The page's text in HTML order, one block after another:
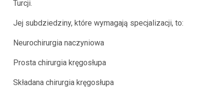
Turcji.
Jej subdziedziny, które wymagają specjalizacji, to:
Neurochirurgia naczyniowa
Prosta chirurgia kręgosłupa
Składana chirurgia kręgosłupa